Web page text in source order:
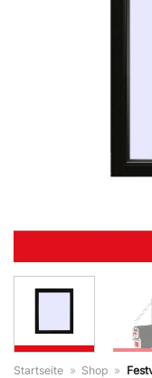
Startseite » Shop »